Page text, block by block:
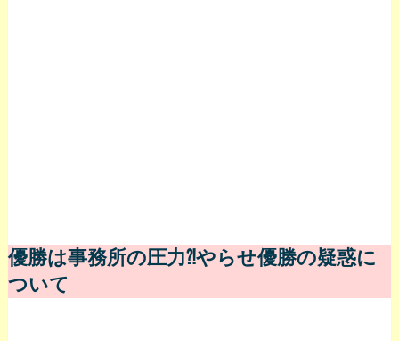
優勝は事務所の圧力⁈やらせ優勝の疑惑に
ついて